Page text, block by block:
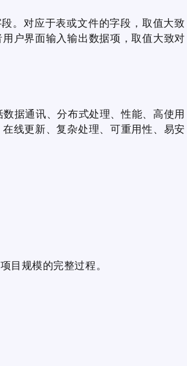
。对应于表或文件的字段，取值大致
户界面输入输出数据项，取值大致对
据通讯、分布式处理、性能、高使用
线更新、复杂处理、可重用性、易安
目规模的完整过程。